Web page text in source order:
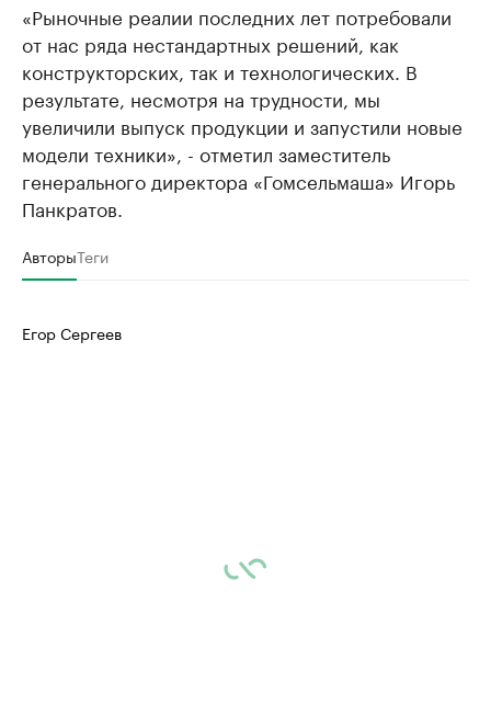
«Рыночные реалии последних лет потребовали
от нас ряда нестандартных решений, как
конструкторских, так и технологических. В
результате, несмотря на трудности, мы
увеличили выпуск продукции и запустили новые
модели техники», - отметил заместитель
генерального директора «Гомсельмаша» Игорь
Панкратов.
АвторыТеги
Егор Сергеев